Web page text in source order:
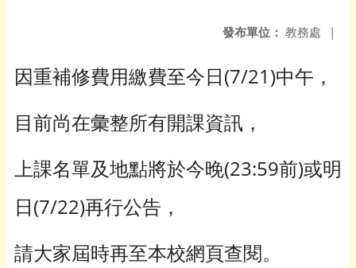
發布單位： 教務處 |
因重補修費用繳費至今日(7/21)中午，
目前尚在彙整所有開課資訊，
上課名單及地點將於今晚(23:59前)或明
日(7/22)再行公告，
請大家屆時再至本校網頁查閱。